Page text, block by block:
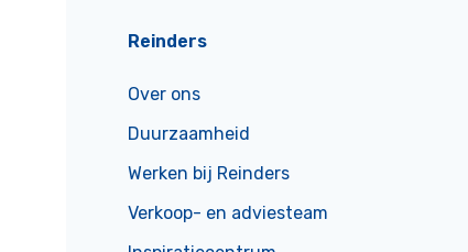
Reinders
Over ons
Duurzaamheid
Werken bij Reinders
Verkoop- en adviesteam